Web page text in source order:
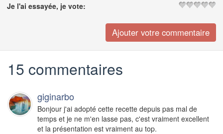
Je l'ai essayée, je vote:
15 commentaires
giginarbo
Bonjour j'ai adopté cette recette depuis pas mal de
temps et je ne m'en lasse pas, c'est vraiment excellent
et la présentation est vraiment au top.